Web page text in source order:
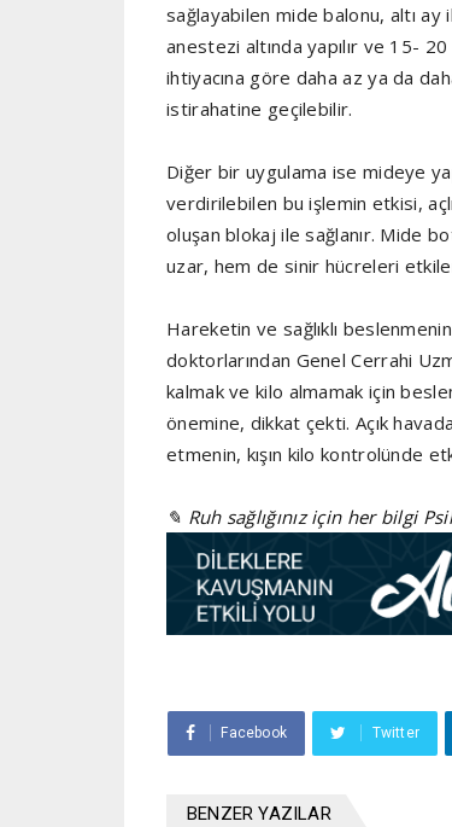
sağlayabilen mide balonu, altı ay
anestezi altında yapılır ve 15-
ihtiyacına göre daha az ya da
istirahatine geçilebilir.
Diğer bir uygulama ise mideye
verdirilebilen bu işlemin etkisi,
oluşan blokaj ile sağlanır. Mide
uzar, hem de sinir hücreleri
Hareketin ve sağlıklı
doktorlarından Genel Cerrahi
kalmak ve kilo almamak için
önemine, dikkat çekti. Açık
etmenin, kışın kilo kontrolünde
✎ Ruh sağlığınız için her bilgi
Facebook Twitter
BENZER YAZILAR